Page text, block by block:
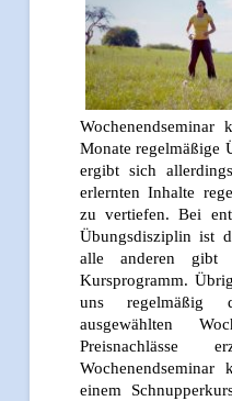
Wochenendseminar
Monate regelmäßige
ergibt sich
erlernten Inhalte
zu vertiefen. Bei
Übungsdisziplin ist
alle anderen gibt
Kursprogramm.
uns
ausgewählten
Preisnachlässe
einem